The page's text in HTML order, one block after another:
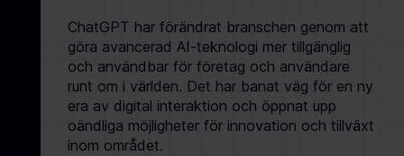
ChatGPT har förändrat branschen genom att
göra avancerad AI-teknologi mer tillgänglig
och användbar för företag och användare
runt om i världen. Det har banat väg för en ny
era av digital interaktion och öppnat upp
oändliga möjligheter för innovation och tillväxt
inom området.